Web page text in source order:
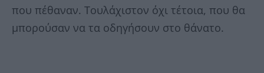
που πέθαναν. Τουλάχιστον όχι τέτοια, που θα
μπορούσαν να τα οδηγήσουν στο θάνατο.